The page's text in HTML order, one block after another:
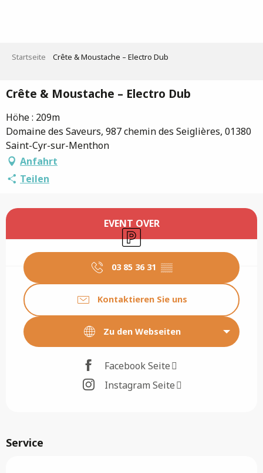
Startseite Crête & Moustache – Electro Dub
Crête & Moustache – Electro Dub
Höhe : 209m
Domaine des Saveurs, 987 chemin des Seiglières, 01380
Saint-Cyr-sur-Menthon
Anfahrt
Teilen
Öffnungszeiten & Kontaktdaten
EVENT OVER
Parkplatz
03 85 36 31 ▒▒
Kontaktieren Sie uns
Zu den Webseiten
Facebook Seite
Instagram Seite
Service